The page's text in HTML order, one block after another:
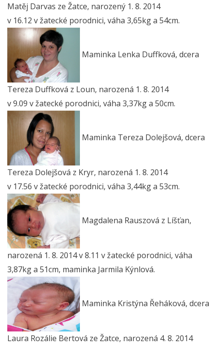
Matěj Darvas ze Žatce, narozený 1. 8. 2014
v 16.12 v žatecké porodnici, váha 3,65kg a 54cm.
Maminka Lenka Duffková, dcera
Tereza Duffková z Loun, narozená 1. 8. 2014
v 9.09 v žatecké porodnici, váha 3,37kg a 50cm.
Maminka Tereza Dolejšová, dcera
Tereza Dolejšová z Kryr, narozená 1. 8. 2014
v 17.56 v žatecké porodnici, váha 3,44kg a 53cm.
Magdalena Rauszová z Líšťan,
narozená 1. 8. 2014 v 8.11 v žatecké porodnici, váha
3,87kg a 51cm, maminka Jarmila Kýnlová.
Maminka Kristýna Řeháková, dcera
Laura Rozálie Bertová ze Žatce, narozená 4. 8. 2014